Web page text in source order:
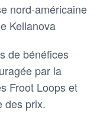
nord-américaine
Kellanova
de bénéfices
par la
Froot Loops et
des prix.